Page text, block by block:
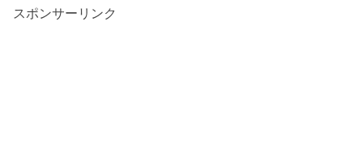
スポンサーリンク